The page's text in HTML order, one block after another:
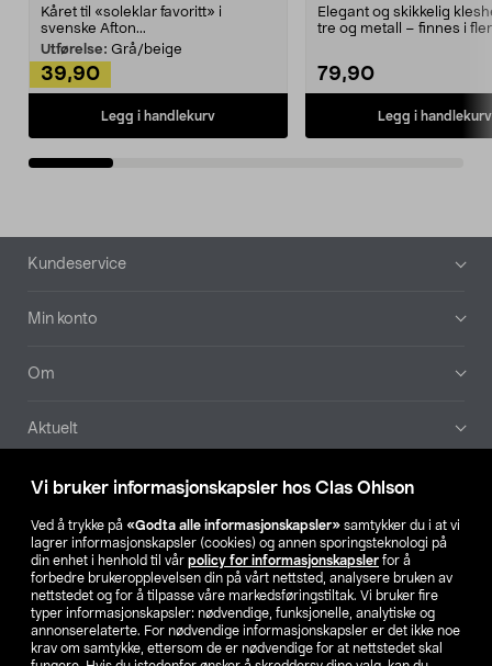
Vi bruker informasjonskapsler hos Clas Ohlson
Ved å trykke på «Godta alle informasjonskapsler» samtykker du i at vi
lagrer informasjonskapsler (cookies) og annen sporingsteknologi på
din enhet i henhold til vår policy for informasjonskapsler for å
forbedre brukeropplevelsen din på vårt nettsted, analysere bruken av
nettstedet og for å tilpasse våre markedsføringstiltak. Vi bruker fire
typer informasjonskapsler: nødvendige, funksjonelle, analytiske og
annonserelaterte. For nødvendige informasjonskapsler er det ikke noe
krav om samtykke, ettersom de er nødvendige for at nettstedet skal
Kåret til «soleklar favoritt» i
svenske Afton...
Utførelse: Grå/beige
39,90
Legg i handlekurv
Elegant og skikkelig
tre og metall – finnes i
79,90
Legg i handlekurv
Bunntekst
Kundeservice
Min konto
Om
Aktuelt
Våre selskaper
Finn din butikk
SE NO FI